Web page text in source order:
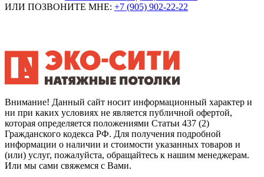
ИЛИ ПОЗВОНИТЕ МНЕ: +7 (905) 902-22-22
Внимание! Данный сайт носит информационный характер и
ни при каких условиях не является публичной офертой,
которая определяется положениями Статьи 437 (2)
Гражданского кодекса РФ. Для получения подробной
информации о наличии и стоимости указанных товаров и
(или) услуг, пожалуйста, обращайтесь к нашим менеджерам.
Или мы сами свяжемся с Вами.